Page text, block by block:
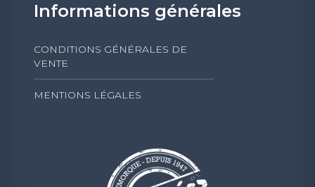
Informations générales
CONDITIONS GÉNÉRALES DE
VENTE
MENTIONS LÉGALES